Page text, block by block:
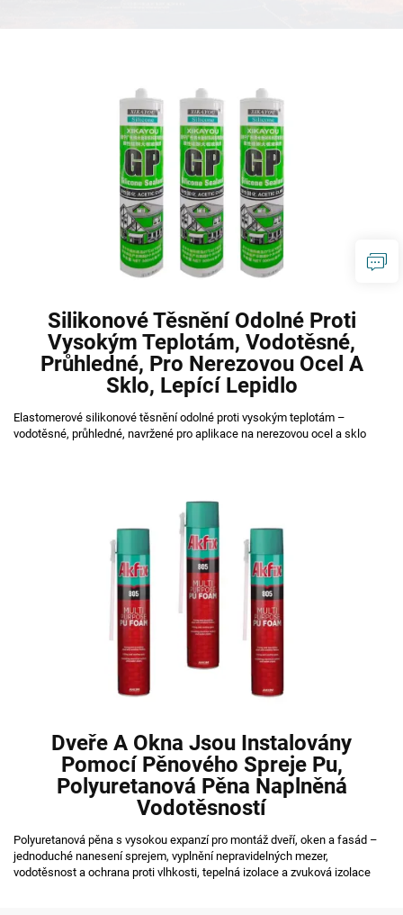
Silikonové Těsnění Odolné Proti
Vysokým Teplotám, Vodotěsné,
Průhledné, Pro Nerezovou Ocel A
Sklo, Lepící Lepidlo
Elastomerové silikonové těsnění odolné proti vysokým teplotám –
vodotěsné, průhledné, navržené pro aplikace na nerezovou ocel a sklo
Dveře A Okna Jsou Instalovány
Pomocí Pěnového Spreje Pu,
Polyuretanová Pěna Naplněná
Vodotěsností
Polyuretanová pěna s vysokou expanzí pro montáž dveří, oken a fasád –
jednoduché nanesení sprejem, vyplnění nepravidelných mezer,
vodotěsnost a ochrana proti vlhkosti, tepelná izolace a zvuková izolace